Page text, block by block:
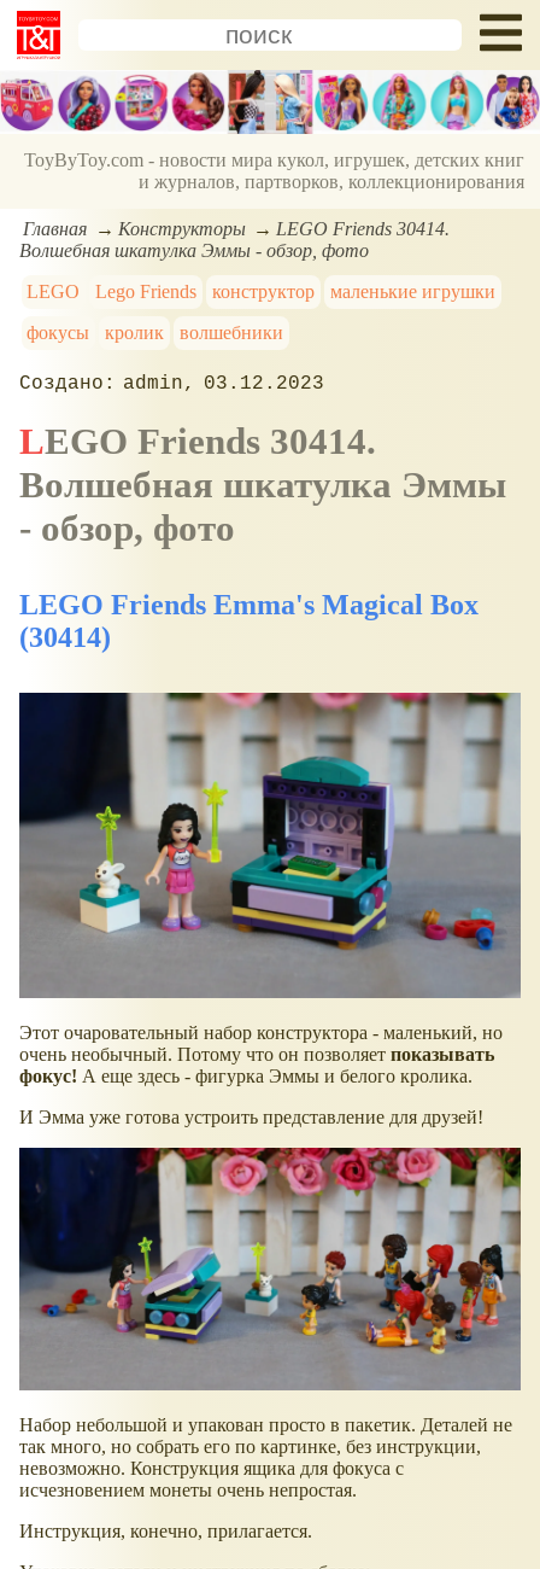
ToyByToy.com - новости мира кукол, игрушек, детских книг
и журналов, партворков, коллекционирования
Главная Конструкторы
LEGO Friends 30414.
Волшебная шкатулка Эммы - обзор, фото
LEGO
Lego Friends конструктор
маленькие игрушки
фокусы
кролик волшебники
admin 03.12.2023
LEGO Friends 30414.
Волшебная шкатулка Эммы
- обзор, фото
LEGO Friends Emma's Magical Box
(30414)
Этот очаровательный набор конструктора - маленький, но
очень необычный. Потому что он позволяет показывать
фокус! А еще здесь - фигурка Эммы и белого кролика.
И Эмма уже готова устроить представление для друзей!
Набор небольшой и упакован просто в пакетик. Деталей не
так много, но собрать его по картинке, без инструкции,
невозможно. Конструкция ящика для фокуса с
исчезновением монеты очень непростая.
Инструкция, конечно, прилагается.